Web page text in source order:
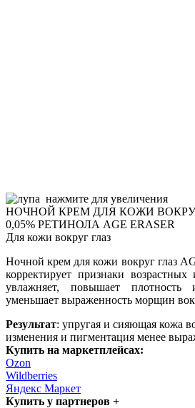
нажмите для увеличения
НОЧНОЙ КРЕМ ДЛЯ КОЖИ
0,05% РЕТИНОЛА AGE ERASER
Для кожи вокруг глаз
Ночной крем для кожи вокруг глаз
корректирует признаки
увлажняет, повышает плотность
уменьшает выраженность морщин
Результат: упругая и сияющая кожа
изменения и пигментация менее
Купить на маркетплейсах:
Ozon
Wildberries
Яндекс Маркет
Купить у партнеров +